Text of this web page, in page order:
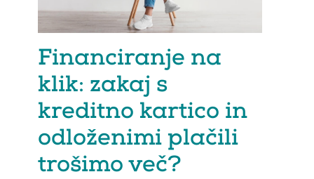
Financiranje na
klik: zakaj s
kreditno kartico in
odloženimi plačili
trošimo več?